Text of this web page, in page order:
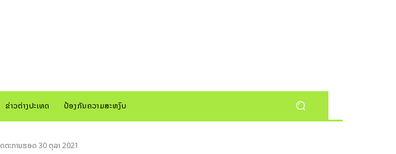
ຂ່າວຕ່າງປະເທດ ປ້ອງກັນຄວາມສະຫງົບ
ຕະການຮອດ 30 ຕຸລາ 2021